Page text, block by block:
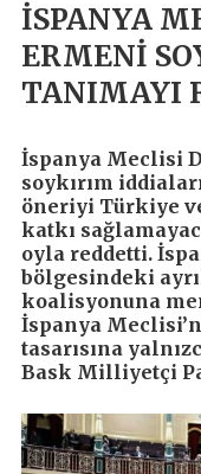
İSPANYA
ERMENİ
TANIMAYI
İspanya Meclisi
soykırım
öneriyi Türkiye
katkı
oyla reddetti.
bölgesindeki
koalisyonuna
İspanya
tasarısına
Bask Milliyetçi